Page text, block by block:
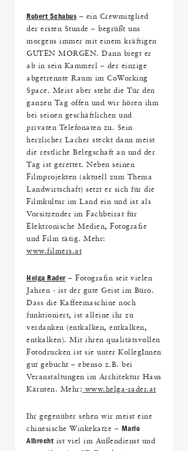
Robert Schabus – ein Crewmitglied
der ersten Stunde – begrüßt uns
morgens immer mit einem kräftigen
GUTEN MORGEN. Dann biegt er
ab in sein Kammerl – der einzige
abgetrennte Raum im CoWorking
Space. Meist aber steht die Tür den
ganzen Tag offen und wir hören ihm
bei seinen geschäftlichen und
privaten Telefonaten zu. Sein
herzlicher Lacher steckt dann meist
die restliche Belegschaft an und der
Tag ist gerettet. Neben seinen
Filmprojekten (aktuell zum Thema
Landwirtschaft) setzt er sich für die
Filmkultur im Land ein und ist als
Vorsitzender im Fachbeirat für
Elektronische Medien, Fotografie
und Film tätig. Mehr:
www.filmers.at
Helga Rader – Fotografin seit vielen
Jahren - ist der gute Geist im Büro.
Dass die Kaffeemaschine noch
funktioniert, ist alleine ihr zu
verdanken (entkalken, entkalken,
entkalken). Mit ihren qualitätsvollen
Fotodrucken ist sie unter KollegInnen
gut gebucht – ebenso z.B. bei
Veranstaltungen im Architektur Haus
Kärnten. Mehr: www.helga-rader.at
Ihr gegenüber sehen wir meist eine
chinesische Winkekatze – Mario
Albrecht ist viel im Außendienst und